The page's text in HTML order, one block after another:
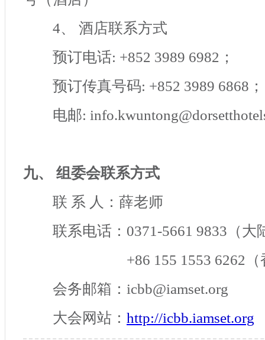
4、 酒店联系方式
预订电话: +852 3989 6982 ；
预订传真号码: +852 3989 6868 ；
电邮:
九、 组委会联系方式
联 系 人：薛老师
联系电话： 0371-5661 9833 （大
+86 155 1553 6262
会务邮箱： icbb@iamset.org
大会网站： http://icbb.iamset.org